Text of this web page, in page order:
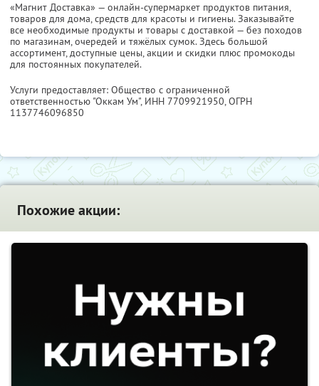
«Магнит Доставка» — онлайн-супермаркет продуктов питания,
товаров для дома, средств для красоты и гигиены. Заказывайте
все необходимые продукты и товары с доставкой — без походов
по магазинам, очередей и тяжёлых сумок. Здесь большой
ассортимент, доступные цены, акции и скидки плюс промокоды
для постоянных покупателей.
Услуги предоставляет: Общество с ограниченной
ответственностью "Оккам Ум", ИНН 7709921950, ОГРН
1137746096850
Похожие акции: